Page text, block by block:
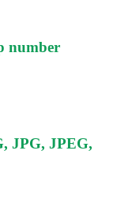
number
JPG, JPEG,